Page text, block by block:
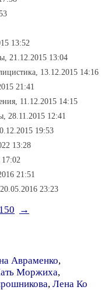
13:52
21.12.2015 13:04
13.12.2015 14:16
21:41
11.12.2015 14:15
28.11.2015 12:41
19:53
13:28
21:51
23:23
→
Авраменко,
Моржиха,
, Лена Ко